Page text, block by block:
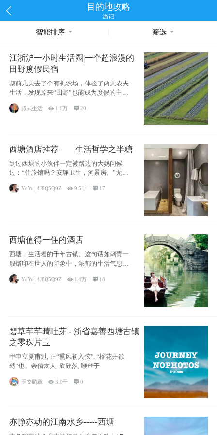
目的地攻略
游记
智能排序 筛选
江浙沪一小时生活圈|一个超浪漫的
田野度假民宿
叔前几天去了个有机农场，体验了两天农夫
生活，发现原来“田野”也能成为度假的主旋
律。江
叔式生活  1.0万 20
西塘酒店推荐——生活哲学之半糖
到过西塘的小伙伴一定被路边的大妈问候
过：“住旅馆吗？安静卫生，河景房。”无意
YoYo_4J8Q5Q9Z 9.5千  17
西塘值得一住的酒店
西塘，生活着的千年古镇。这句话如刺青一
般烙印在世人的印象中，浓郁的生活气息，
小桥流水
YoYo_4J8Q5Q9Z  1.4万  18
碧草芊芊晴吐芽 - 浙省嘉善西塘古镇
之零珠片玉
甲申立夏甫过, 正“熏风初入弦”, “榴花开欲
然”也。余偕友人, 欣欣然, 鞭丝于
玉文麟章  3.0千 0
亦静亦动的江南水乡-----西塘